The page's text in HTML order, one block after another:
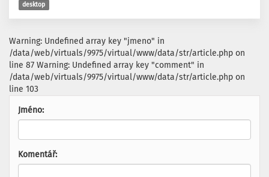
desktop
Warning: Undefined array key "jmeno" in
/data/web/virtuals/9975/virtual/www/data/str/article.php on
line 87 Warning: Undefined array key "comment" in
/data/web/virtuals/9975/virtual/www/data/str/article.php on
line 103
Jméno:
Komentář: